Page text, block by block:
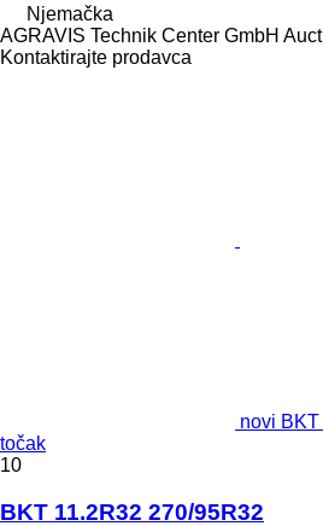
Njemačka
AGRAVIS Technik Center GmbH
Kontaktirajte prodavca
novi
točak
10
BKT 11.2R32 270/95R32